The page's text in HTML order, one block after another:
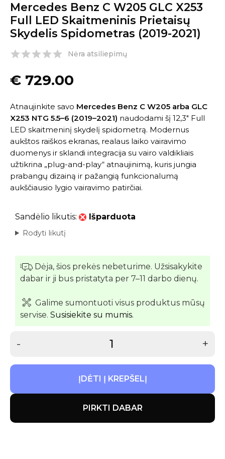
Mercedes Benz C W205 GLC X253
Full LED Skaitmeninis Prietaisų
Skydelis Spidometras (2019-2021)
Nėra atsiliepimų
€ 729.00
Atnaujinkite savo Mercedes Benz C W205 arba GLC
X253 NTG 5.5–6 (2019–2021) naudodami šį 12,3″ Full
LED skaitmeninį skydelį spidometrą. Modernus
aukštos raiškos ekranas, realaus laiko vairavimo
duomenys ir sklandi integracija su vairo valdikliais
užtikrina „plug-and-play“ atnaujinimą, kuris jungia
prabangų dizainą ir pažangią funkcionalumą
aukščiausio lygio vairavimo patirčiai.
Sandėlio likutis: Išparduota
Rodyti likutį
Dėja, šios prekės nebeturime. Užsisakykite
dabar ir ji bus pristatyta per 7–11 darbo dienų.
Galime sumontuoti visus produktus mūsų
servise. Susisiekite su mumis.
- +
ĮDĖTI Į KREPŠELĮ
PIRKTI DABAR